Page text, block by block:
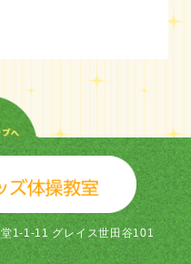
1-1-11 グレイス世田谷101